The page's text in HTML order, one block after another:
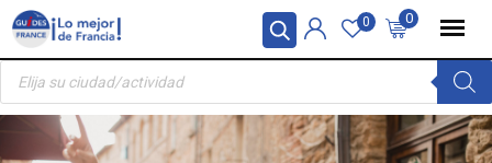
Panel de gestión de cookies
Skip
content
0
0
Búsqueda
productos